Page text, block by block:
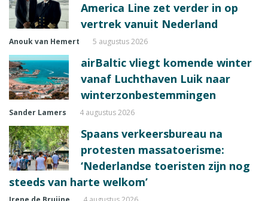
America Line zet verder in op
vertrek vanuit Nederland
Anouk van Hemert 5 augustus 2026
airBaltic vliegt komende winter
vanaf Luchthaven Luik naar
winterzonbestemmingen
Sander Lamers 4 augustus 2026
Spaans verkeersbureau na
protesten massatoerisme:
‘Nederlandse toeristen zijn nog
steeds van harte welkom’